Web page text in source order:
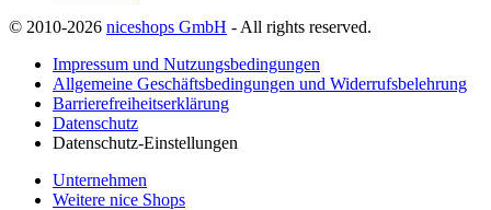
© 2010-2026 niceshops GmbH - All rights reserved.
Impressum und Nutzungsbedingungen
Allgemeine Geschäftsbedingungen und Widerrufsbelehrung
Barrierefreiheitserklärung
Datenschutz
Datenschutz-Einstellungen
Unternehmen
Weitere nice Shops